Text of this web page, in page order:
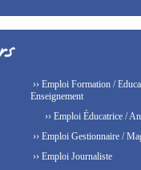
›› Emploi Formation /
Enseignement
›› Emploi Éducatrice /
›› Emploi Gestionnaire /
›› Emploi Journaliste